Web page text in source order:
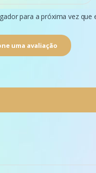
para a próxima vez que